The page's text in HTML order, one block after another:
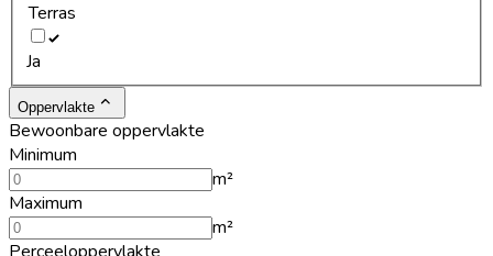
Terras
Ja
Oppervlakte
Bewoonbare oppervlakte
Minimum
m²
Maximum
m²